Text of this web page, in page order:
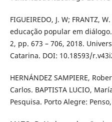
FIGUEIREDO, J. W; FRANTZ,
educação popular em
2, pp. 673 – 706, 2018.
Catarina. DOI: 10.18593/
HERNÁNDEZ SAMPIERE,
Carlos. BAPTISTA LUCIO,
Pesquisa. Porto Alegre: